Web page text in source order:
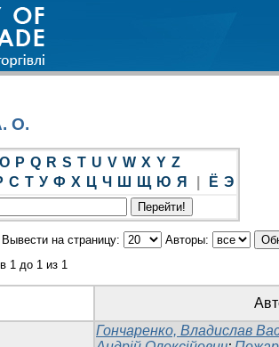
O.
O P Q R S T U V W X Y Z
С Т У Ф Х Ц Ч Ш Щ Ю Я Ё Э
Вывести на страницу:
Авторы:
1 до 1 из 1
Гончаренко, Владислав